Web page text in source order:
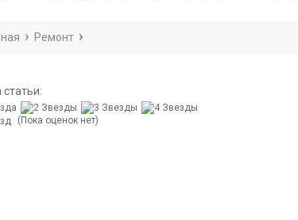
Ремонт
(Пока оценок нет)